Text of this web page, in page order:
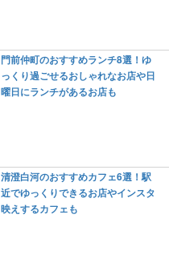
門前仲町のおすすめランチ8選！ゆ
っくり過ごせるおしゃれなお店や日
曜日にランチがあるお店も
清澄白河のおすすめカフェ6選！駅
近でゆっくりできるお店やインスタ
映えするカフェも